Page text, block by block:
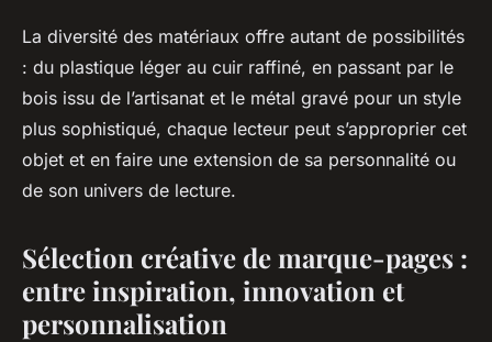
La diversité des matériaux offre autant de possibilités
: du plastique léger au cuir raffiné, en passant par le
bois issu de l’artisanat et le métal gravé pour un style
plus sophistiqué, chaque lecteur peut s’approprier cet
objet et en faire une extension de sa personnalité ou
de son univers de lecture.
Sélection créative de marque-pages :
entre inspiration, innovation et
personnalisation